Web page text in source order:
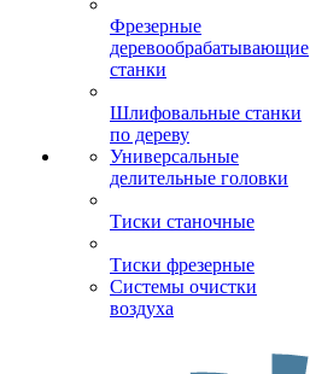
Фрезерные
деревообрабатывающие
станки
Шлифовальные станки
по дереву
Универсальные
делительные головки
Тиски станочные
Тиски фрезерные
Системы очистки
воздуха